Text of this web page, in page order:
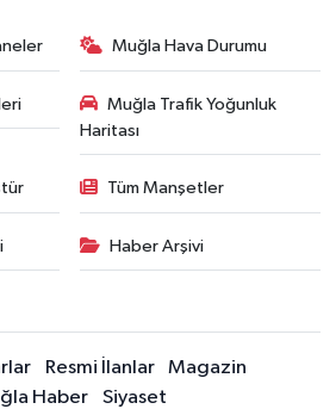
Muğla Hava Durumu
Muğla Trafik Yoğunluk
Haritası
Tüm Manşetler
Haber Arşivi
Resmi İlanlar
Magazin
Haber
Siyaset